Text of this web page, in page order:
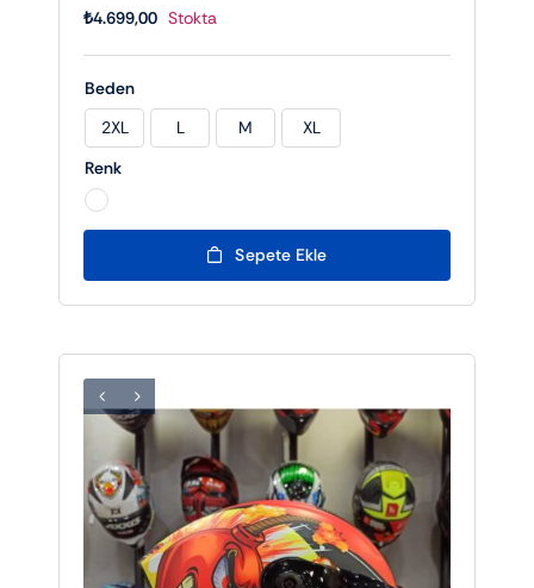
₺4.699,00 Stokta
Beden
2XL L M
XL
Renk
Sepete Ekle